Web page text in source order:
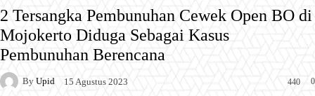
2 Tersangka Pembunuhan Cewek Open BO di
Mojokerto Diduga Sebagai Kasus
Pembunuhan Berencana
By Upid 15 Agustus 2023 0
440